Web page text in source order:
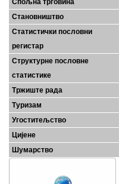
Спољна трговина
Становништво
Статистички пословни
регистар
Структурне пословне
статистике
Тржиште рада
Туризам
Угоститељство
Цијене
Шумарство